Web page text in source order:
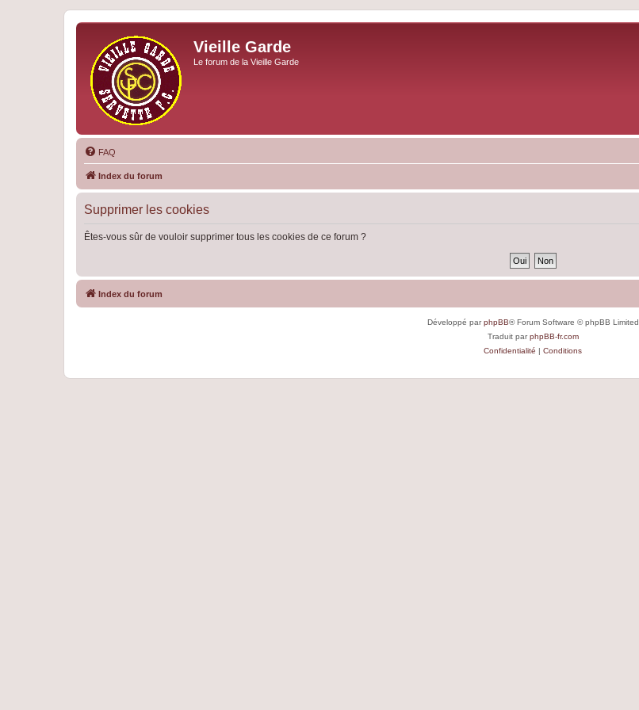
Vieille Garde
Le forum de la Vieille Garde
FAQ
Index du forum
Supprimer les cookies
Êtes-vous sûr de vouloir supprimer tous les cookies de ce forum ?
Index du forum
Développé parphpBB® Forum Software © phpBB Limited
Traduit parphpBB-fr.com
Confidentialité | Conditions